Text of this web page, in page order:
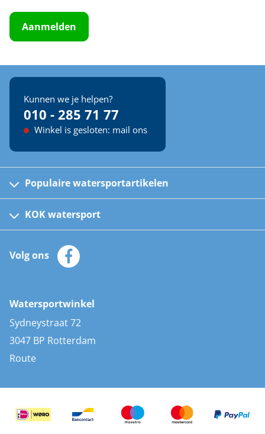
Aanmelden
Kunnen we je helpen?
010 - 285 71 77
Winkel is gesloten: mail ons
Populaire watersportartikelen
Kinder reddingsvesten
Automatische reddingsvesten
Zeilkleding
Zonnepanelen
AIS transponders
Stootwillen en fenders
Bootkussens
Zwemtrappen
KOK watersport
Klantenservice
Merken
Volg ons
Watersportwinkel
Sydneystraat 72
3047 BP Rotterdam
Route